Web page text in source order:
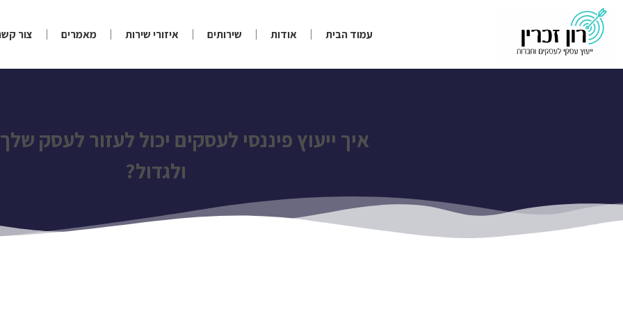
עמוד הבית אודות שירותים איזורי שירות מאמרים צור
איך ייעוץ פיננסי לעסקים יכול לעזור לעסק
ולגדול?